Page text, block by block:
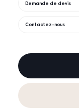
Demande de devis
Contactez-nous